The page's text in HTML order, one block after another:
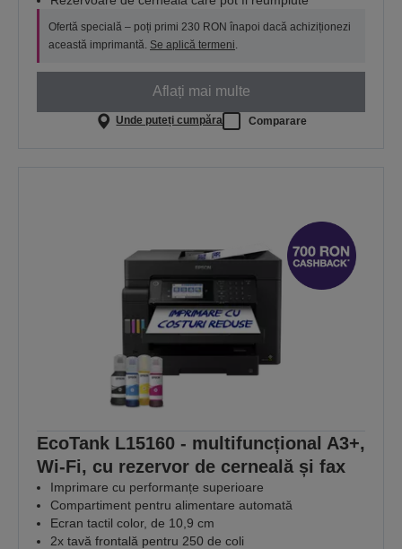
Ofertă specială – poți primi 230 RON înapoi dacă achiziționezi
această imprimantă. Se aplică termeni
Aflați mai multe
Unde puteți cumpăra Comparare
EcoTank L15160 - multifuncțional A3+,
Wi-Fi, cu rezervor de cerneală și fax
Imprimare cu performanțe superioare
Compartiment pentru alimentare automată
Ecran tactil color, de 10,9 cm
2x tavă frontală pentru 250 de coli